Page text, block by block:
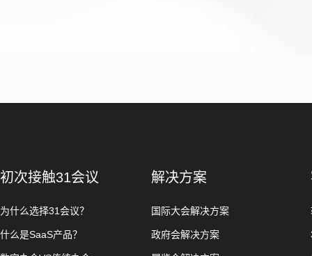
初次接触31会议
为什么选择31会议？
什么是SaaS产品？
解决方案
国际大会解决方案
政府会解决方案